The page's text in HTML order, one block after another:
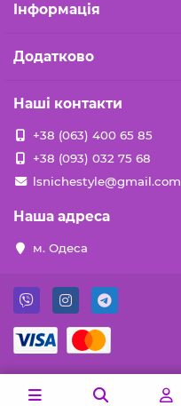
Iнформація
Додатково
Наші контакти
+38 (063) 400 65 85
+38 (093) 032 75 68
lsnichestyle@gmail.com
Наша адреса
м. Одеса